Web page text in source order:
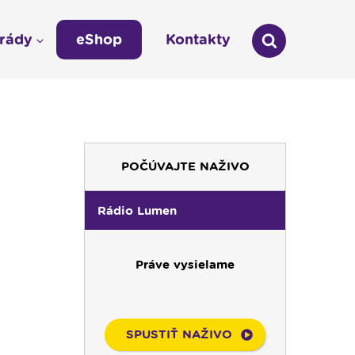
POČÚVAJTE NAŽIVO
Rádio Lumen
Práve vysielame
SPUSTIŤ NAŽIVO
02:00
História a my - repríza
eShop Kontakty